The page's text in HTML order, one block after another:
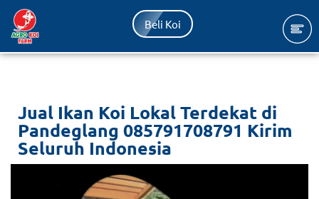
Lompat
ke
Beli Koi
Jual Ikan Koi Lokal Terdekat di
Pandeglang 085791708791 Kirim
Seluruh Indonesia